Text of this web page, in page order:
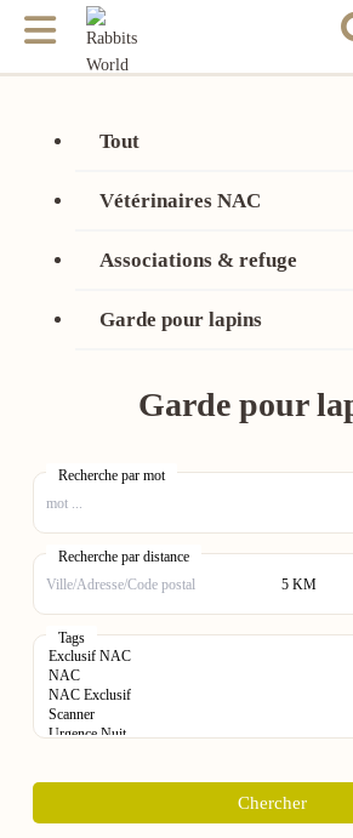
Tout
Vétérinaires NAC
Associations & refuge
Garde pour lapins
Garde pour
Recherche par mot
Recherche par distance
Tags
Chercher